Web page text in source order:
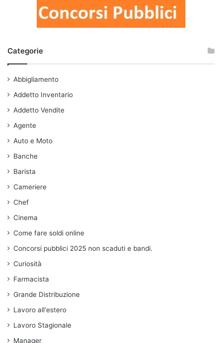
Categorie
Abbigliamento
Addetto Inventario
Addetto Vendite
Agente
Auto e Moto
Banche
Barista
Cameriere
Chef
Cinema
Come fare soldi online
Concorsi pubblici 2025 non scaduti e bandi.
Curiosità
Farmacista
Grande Distribuzione
Lavoro all'estero
Lavoro Stagionale
Manager